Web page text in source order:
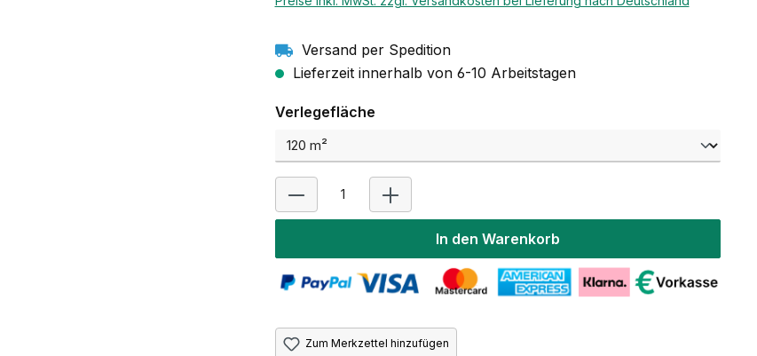
Versand per Spedition
Lieferzeit innerhalb von 6-10 Arbeitstagen
Verlegeflächeauswählen
In den Warenkorb
Zum Merkzettel hinzufügen